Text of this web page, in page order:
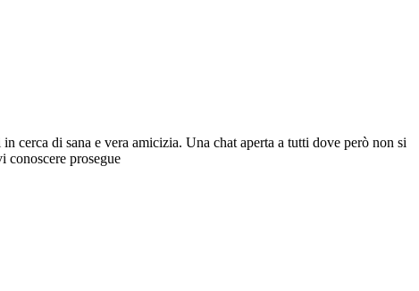
cerca di sana e vera amicizia. Una chat aperta a tutti dove però non si
conoscere prosegue